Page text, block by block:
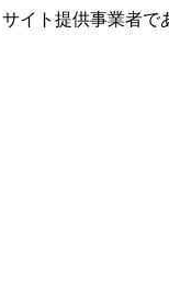
イト提供事業者